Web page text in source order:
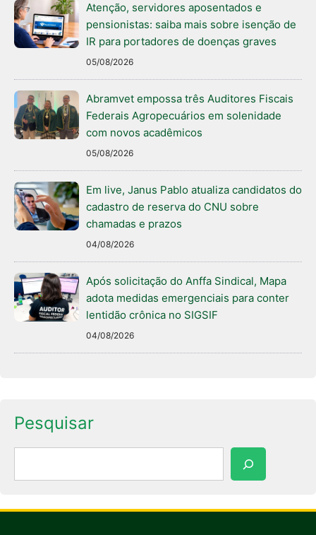
Atenção, servidores aposentados e
pensionistas: saiba mais sobre isenção de
IR para portadores de doenças graves
05/08/2026
Abramvet empossa três Auditores Fiscais
Federais Agropecuários em solenidade
com novos acadêmicos
05/08/2026
Em live, Janus Pablo atualiza candidatos do
cadastro de reserva do CNU sobre
chamadas e prazos
04/08/2026
Após solicitação do Anffa Sindical, Mapa
adota medidas emergenciais para conter
lentidão crônica no SIGSIF
04/08/2026
Pesquisar